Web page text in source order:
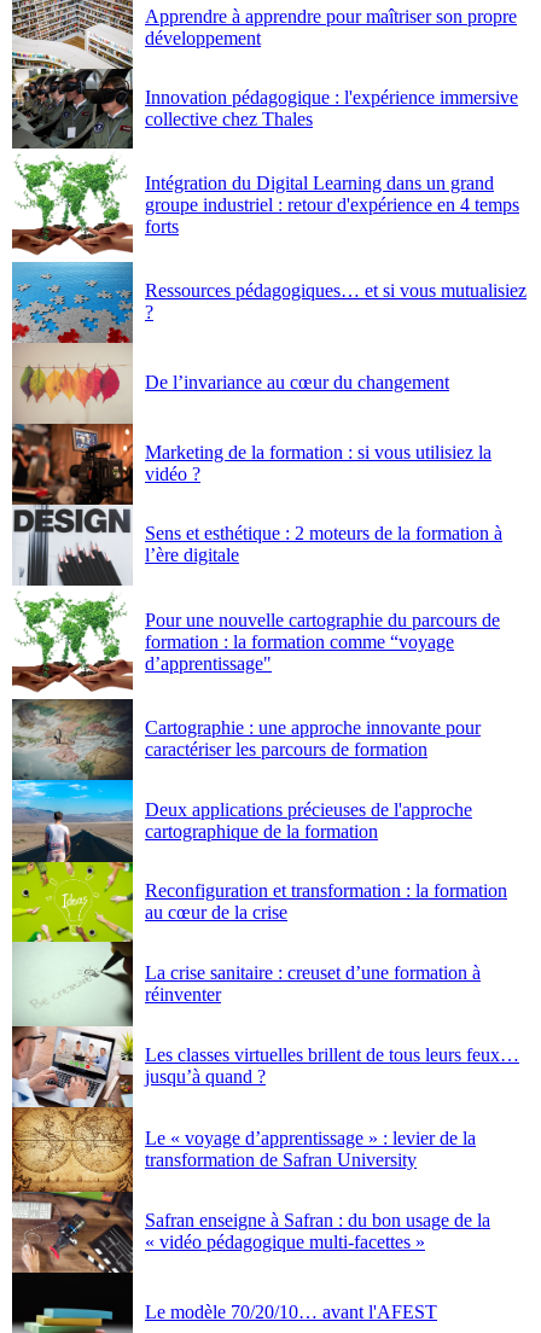
Apprendre à apprendre pour maîtriser son propre
développement
Innovation pédagogique : l'expérience immersive
collective chez Thales
Intégration du Digital Learning dans un grand
groupe industriel : retour d'expérience en 4 temps
forts
Ressources pédagogiques… et si vous mutualisiez
?
De l’invariance au cœur du changement
Marketing de la formation : si vous utilisiez la
vidéo ?
Sens et esthétique : 2 moteurs de la formation à
l’ère digitale
Pour une nouvelle cartographie du parcours de
formation : la formation comme “voyage
d’apprentissage"
Cartographie : une approche innovante pour
caractériser les parcours de formation
Deux applications précieuses de l'approche
cartographique de la formation
Reconfiguration et transformation : la formation
au cœur de la crise
La crise sanitaire : creuset d’une formation à
réinventer
Les classes virtuelles brillent de tous leurs feux
jusqu’à quand ?
Le « voyage d’apprentissage » : levier de la
transformation de Safran University
Safran enseigne à Safran : du bon usage de la
« vidéo pédagogique multi-facettes »
Le modèle 70/20/10… avant l'AFEST